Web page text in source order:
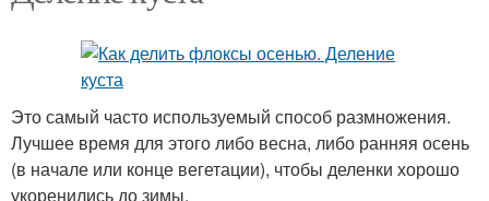
Это самый часто используемый способ размножения.
Лучшее время для этого либо весна, либо ранняя осень
(в начале или конце вегетации), чтобы деленки хорошо
укоренились до зимы.